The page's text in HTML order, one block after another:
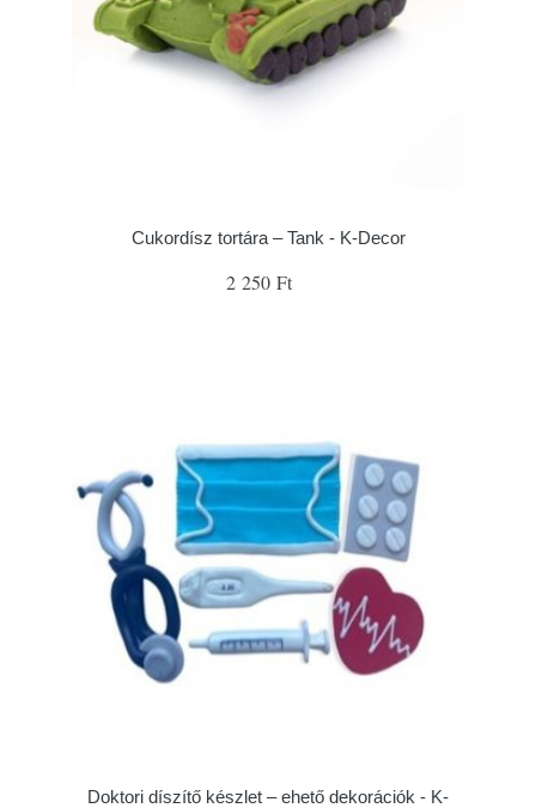
Cukordísz tortára – Tank - K-Decor
2 250 Ft
Doktori díszítő készlet – ehető dekorációk - K-